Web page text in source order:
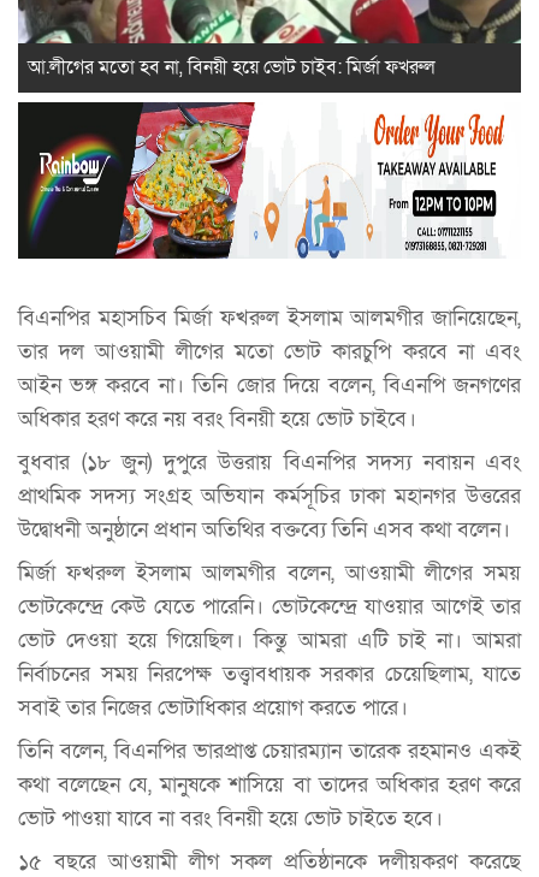
আ.লীগের মতো হব না, বিনয়ী হয়ে ভোট চাইব: মির্জা ফখরুল
বিএনপির মহাসচিব মির্জা ফখরুল ইসলাম আলমগীর জানিয়েছেন,
তার দল আওয়ামী লীগের মতো ভোট কারচুপি করবে না এবং
আইন ভঙ্গ করবে না। তিনি জোর দিয়ে বলেন, বিএনপি জনগণের
অধিকার হরণ করে নয় বরং বিনয়ী হয়ে ভোট চাইবে।
বুধবার (১৮ জুন) দুপুরে উত্তরায় বিএনপির সদস্য নবায়ন এবং
প্রাথমিক সদস্য সংগ্রহ অভিযান কর্মসূচির ঢাকা মহানগর উত্তরের
উদ্বোধনী অনুষ্ঠানে প্রধান অতিথির বক্তব্যে তিনি এসব কথা বলেন।
মির্জা ফখরুল ইসলাম আলমগীর বলেন, আওয়ামী লীগের সময়
ভোটকেন্দ্রে কেউ যেতে পারেনি। ভোটকেন্দ্রে যাওয়ার আগেই তার
ভোট দেওয়া হয়ে গিয়েছিল। কিন্তু আমরা এটি চাই না। আমরা
নির্বাচনের সময় নিরপেক্ষ তত্ত্বাবধায়ক সরকার চেয়েছিলাম, যাতে
সবাই তার নিজের ভোটাধিকার প্রয়োগ করতে পারে।
তিনি বলেন, বিএনপির ভারপ্রাপ্ত চেয়ারম্যান তারেক রহমানও একই
কথা বলেছেন যে, মানুষকে শাসিয়ে বা তাদের অধিকার হরণ করে
ভোট পাওয়া যাবে না বরং বিনয়ী হয়ে ভোট চাইতে হবে।
১৫ বছরে আওয়ামী লীগ সকল প্রতিষ্ঠানকে দলীয়করণ করেছে